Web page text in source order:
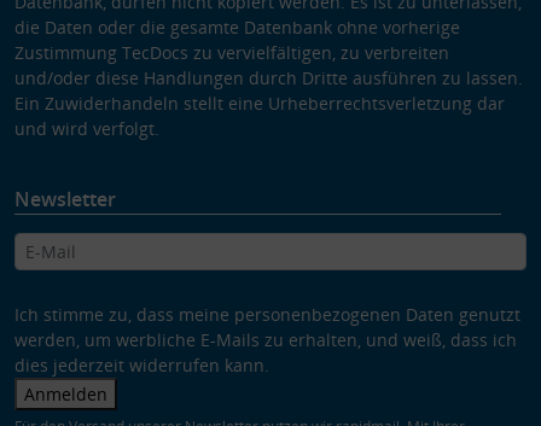
die Daten oder die gesamte Datenbank ohne vorherige
Zustimmung TecDocs zu vervielfältigen, zu verbreiten
und/oder diese Handlungen durch Dritte ausführen zu lassen.
Ein Zuwiderhandeln stellt eine Urheberrechtsverletzung dar
und wird verfolgt.
Newsletter
Ich stimme zu, dass meine personenbezogenen Daten genutzt
werden, um werbliche E-Mails zu erhalten, und weiß, dass ich
dies jederzeit widerrufen kann.
Anmelden